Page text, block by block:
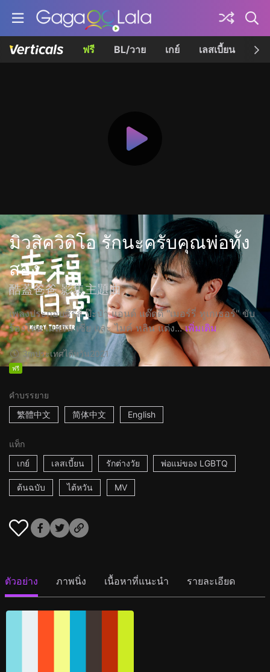
ฟรี BL/วาย เกย์ เลสเบี้ยน เค
มิวสิควิดิโอ รักนะครับคุณพ่อทั้ง
สอง
酷蓋爸爸 影集主題曲
เพลงประกอบซีรีส์ ป๊ะป๋า แอนด์ แด๊ดดี้ "เมอร์รี่ ทูเกเธอร์" ขับ
ร้องโดย เมลวิน เซีย และ ไมค์ หลิน แต่ง... เพิ่มเติม
3mประเทศไต้หวัน2021
ฟรี
คำบรรยาย
繁體中文
简体中文 English
แท็ก
เกย์
เลสเบี้ยน รักต่างวัย พ่อแม่ของ LGBTQ
ต้นฉบับ ไต้หวัน MV
ตัวอย่าง ภาพนิ่ง เนื้อหาที่แนะนำ รายละเอียด